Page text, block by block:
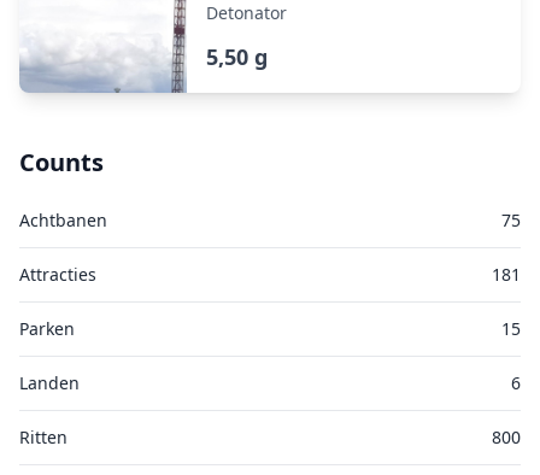
Detonator
5,50 g
Counts
Achtbanen 75
Attracties 181
Parken 15
Landen 6
Ritten 800